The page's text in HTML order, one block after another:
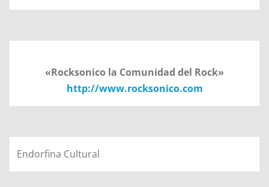
«Rocksonico la Comunidad del Rock»
http://www.rocksonico.com
Endorfina Cultural